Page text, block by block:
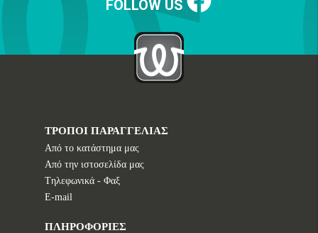
FOLLOW US
ΤΡΟΠΟΙ ΠΑΡΑΓΓΕΛΙΑΣ
Από το κατάστημα μας
Από την ιστοσελίδα μας
Tηλεφωνικά - Φαξ
E-mail
ΠΛΗΡΟΦΟΡΙΕΣ